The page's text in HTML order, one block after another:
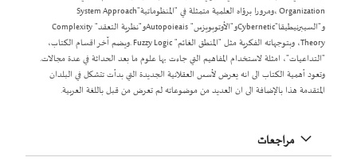
Organization ،ومرورا برؤاه العلمية متمثلة في "المنظوماتية"System Approach
و"السيبرنيطيقا"Cyberneticو"الأوتوبويزس" Autopoieaisو"نظرية التعقد" Complexity
Theory، وبتوجهاته الفكرية مثل "المنطق الغائم" Fuzzy Logic .ويضم آخر اقسام الكتاب،
"التداعيات"، امثلة لاستخدام المفاهيم التي جاءت بها علوم ما بعد الحداثة في عدة مجالات.
وتعود أهمية الكتاب الى انه يعرض لأسس العقلانية الجديدة التي بدأت تتشكل في البلدان
المتقدمة هذا بالإضافة الى ان العديد من موضوعاته لم تعرض من قبل باللغة العربية.
مراجعات